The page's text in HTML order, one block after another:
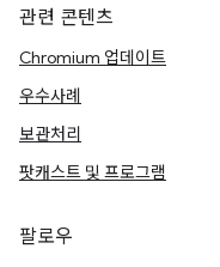
관련 콘텐츠
Chromium 업데이트
우수사례
보관처리
팟캐스트 및 프로그램
팔로우